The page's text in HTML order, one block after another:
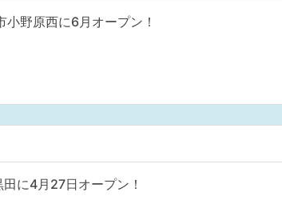
野原西に6月オープン！
に4月27日オープン！